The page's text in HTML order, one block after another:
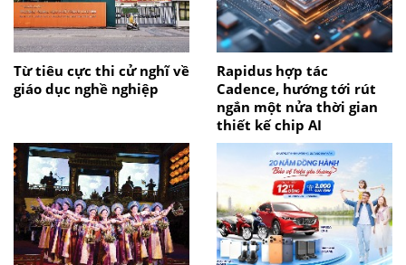
Từ tiêu cực thi cử nghĩ về
giáo dục nghề nghiệp
Rapidus hợp tác
Cadence, hướng tới rút
ngắn một nửa thời gian
thiết kế chip AI